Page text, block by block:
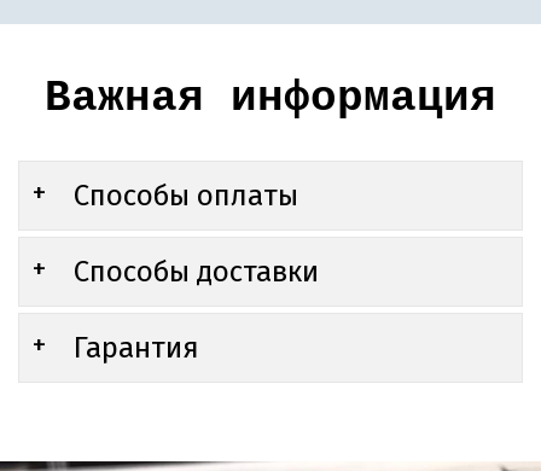
Важная информация
Способы оплаты
Способы доставки
Гарантия